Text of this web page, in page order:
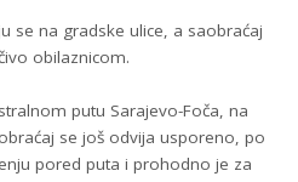
se na gradske ulice, a saobraćaj
obilaznicom.
putu Sarajevo-Foča, na
se još odvija usporeno, po
pored puta i prohodno je za